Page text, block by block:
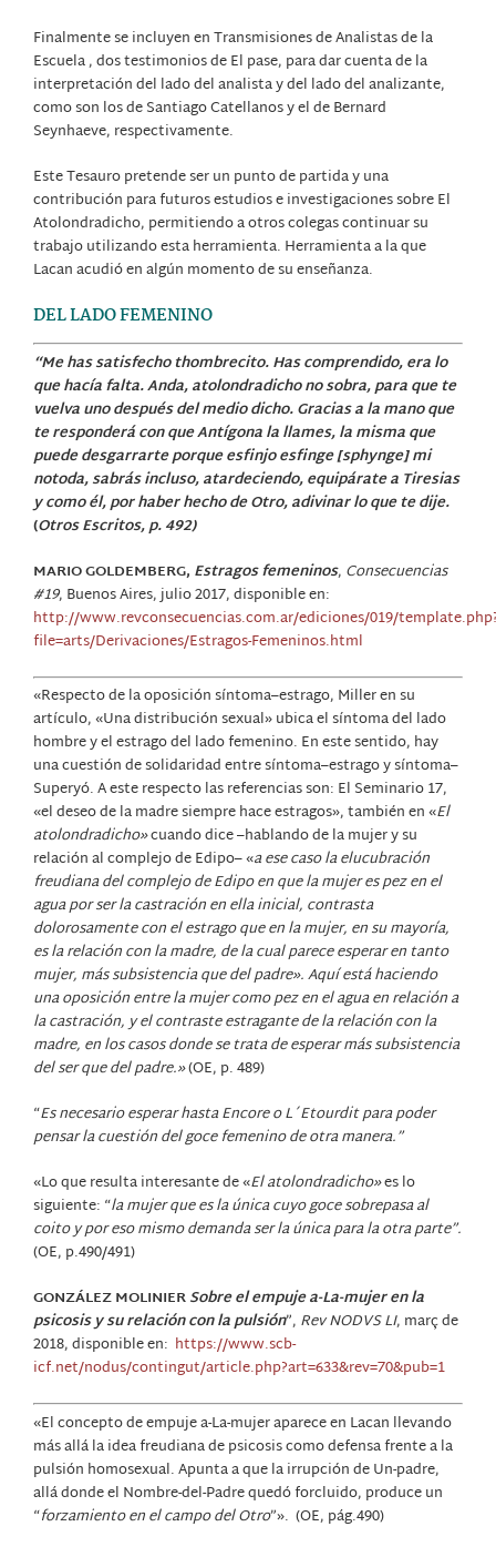
Finalmente se incluyen en Transmisiones de Analistas de la
Escuela , dos testimonios de El pase, para dar cuenta de la
interpretación del lado del analista y del lado del analizante,
como son los de Santiago Catellanos y el de Bernard
Seynhaeve, respectivamente.
Este Tesauro pretende ser un punto de partida y una
contribución para futuros estudios e investigaciones sobre El
Atolondradicho, permitiendo a otros colegas continuar su
trabajo utilizando esta herramienta. Herramienta a la que
Lacan acudió en algún momento de su enseñanza.
DEL LADO FEMENINO
“Me has satisfecho thombrecito. Has comprendido, era lo
que hacía falta. Anda, atolondradicho no sobra, para que te
vuelva uno después del medio dicho. Gracias a la mano que
te responderá con que Antígona la llames, la misma que
puede desgarrarte porque esfinjo esfinge [sphynge] mi
notoda, sabrás incluso, atardeciendo, equipárate a Tiresias
y como él, por haber hecho de Otro, adivinar lo que te dije.
(Otros Escritos, p. 492)
MARIO GOLDEMBERG, Estragos femeninos, Consecuencias
#19, Buenos Aires, julio 2017, disponible en:
http://www.revconsecuencias.com.ar/ediciones/019/
file=arts/Derivaciones/Estragos-Femeninos.html
«Respecto de la oposición síntoma–estrago, Miller en su
artículo, «Una distribución sexual» ubica el síntoma del lado
hombre y el estrago del lado femenino. En este sentido, hay
una cuestión de solidaridad entre síntoma–estrago y síntoma–
Superyó. A este respecto las referencias son: El Seminario 17,
«el deseo de la madre siempre hace estragos», también en «El
atolondradicho»cuando dice –hablando de la mujer y su
relación al complejo de Edipo– «a ese caso la elucubración
freudiana del complejo de Edipo en que la mujer es pez en el
agua por ser la castración en ella inicial, contrasta
dolorosamente con el estrago que en la mujer, en su mayoría,
es la relación con la madre, de la cual parece esperar en tanto
mujer, más subsistencia que del padre». Aquí está haciendo
una oposición entre la mujer como pez en el agua en relación a
la castración, y el contraste estragante de la relación con la
madre, en los casos donde se trata de esperar más subsistencia
del ser que del padre.»(OE, p. 489)
“Es necesario esperar hasta Encore o L´Etourdit para poder
pensar la cuestión del goce femenino de otra manera.”
«Lo que resulta interesante de «El atolondradicho»es lo
siguiente: “la mujer que es la única cuyo goce sobrepasa al
coito y por eso mismo demanda ser la única para la otra parte”.
(OE, p.490/491)
GONZÁLEZ MOLINIERSobre el empuje a-La-mujer en la
psicosis y surelación con la pulsión”, Rev NODVS LI, març de
2018, disponible en: https://www.scb-
icf.net/nodus/contingut/article.php?art=633&rev=70&pub=1
«El concepto de empuje a-La-mujer aparece en Lacan llevando
más allá la idea freudiana de psicosis como defensa frente a la
pulsión homosexual. Apunta a que la irrupción de Un-padre,
allá donde el Nombre-del-Padre quedó forcluido, produce un
“forzamiento en el campo del Otro”». (OE, pág.490)